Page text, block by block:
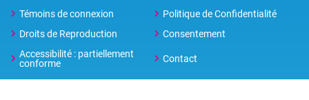
Témoins de connexion
Politique de Confidentialité
Droits de Reproduction
Consentement
Accessibilité : partiellement
conforme
Contact